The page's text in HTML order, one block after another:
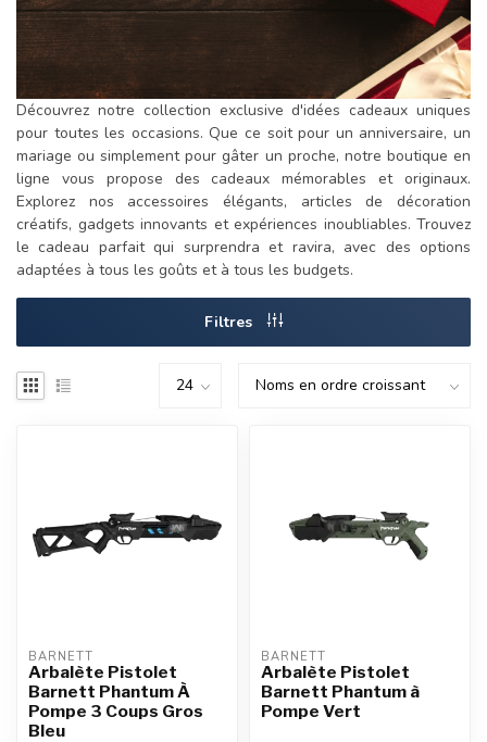
Découvrez notre collection exclusive d'idées cadeaux uniques
pour toutes les occasions. Que ce soit pour un anniversaire, un
mariage ou simplement pour gâter un proche, notre boutique en
ligne vous propose des cadeaux mémorables et originaux.
Explorez nos accessoires élégants, articles de décoration
créatifs, gadgets innovants et expériences inoubliables. Trouvez
le cadeau parfait qui surprendra et ravira, avec des options
adaptées à tous les goûts et à tous les budgets.
Filtres
BARNETT
Arbalète Pistolet
Barnett Phantum À
Pompe 3 Coups Gros
Bleu
BARNETT
Arbalète Pistolet
Barnett Phantum à
Pompe Vert